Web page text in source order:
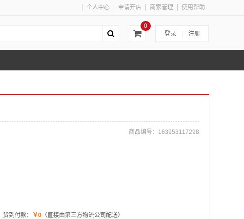
个人中心 申请开店 商家管理 使用帮助
登录 注册
0
商品编号： 163953117298
货到付款： ￥0 （直接由第三方物流公司配送）